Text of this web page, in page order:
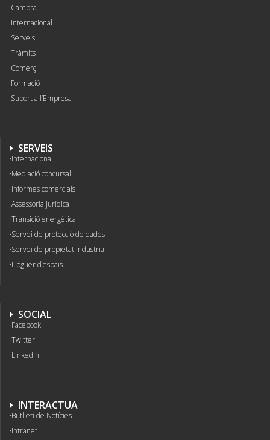
Cambra
Internacional
Serveis
Tràmits
Comerç
Formació
Suport a l’Empresa
SERVEIS
Internacional
Mediació concursal
Informes comercials
Assessoria jurídica
Transició energètica
Servei de protecció de dades
Servei de propietat industrial
Lloguer d’espais
SOCIAL
Facebook
Twitter
Linkedin
INTERACTUA
Butlletí de Notícies
Intranet